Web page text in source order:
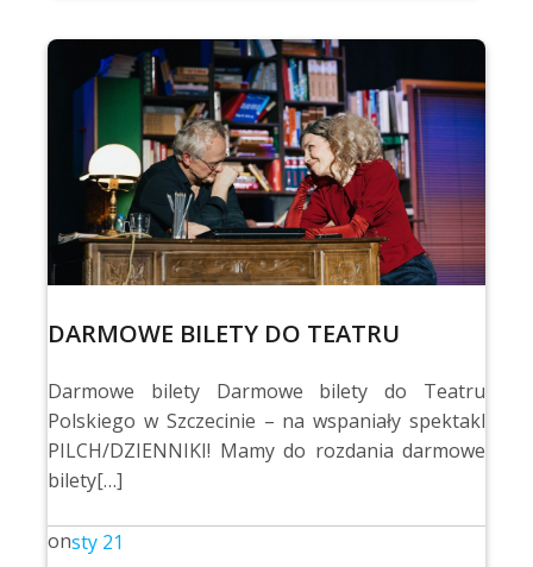
DARMOWE BILETY DO TEATRU
Darmowe bilety Darmowe bilety do Teatru
Polskiego w Szczecinie – na wspaniały spektakl
PILCH/DZIENNIKI! Mamy do rozdania darmowe
bilety[…]
onsty 21